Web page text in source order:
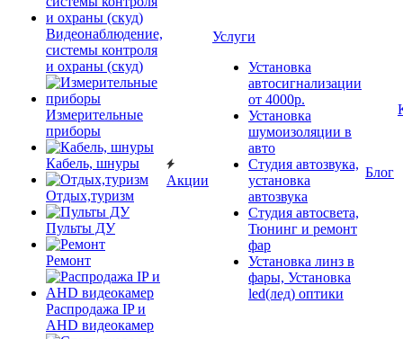
Видеонаблюдение,
системы контроля
и охраны (скуд)
Измерительные
приборы
Кабель, шнуры
Отдых,туризм
Пульты ДУ
Ремонт
Распродажа IP и
AHD видеокамер
Акции
Услуги
Установка
автосигнализации
от 4000р.
Установка
шумоизоляции в
авто
Студия автозвука,
установка
автозвука
Студия автосвета,
Тюнинг и ремонт
фар
Установка линз в
фары, Установка
led(лед) оптики
Блог